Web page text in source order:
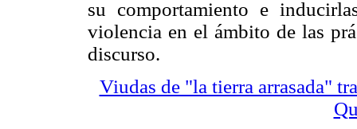
su comportamiento e
violencia en el ámbito de las
discurso.
Viudas de "la tierra arrasada"